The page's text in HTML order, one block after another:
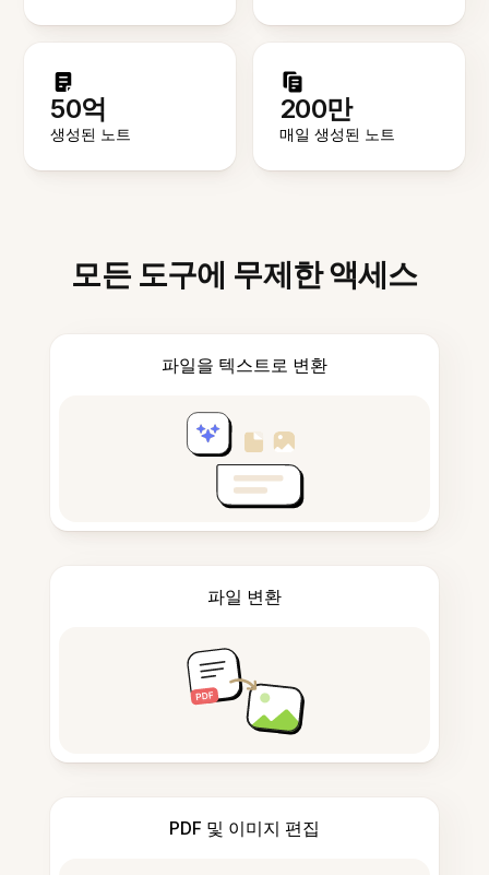
50억
생성된 노트
200만
매일 생성된 노트
모든 도구에 무제한 액세스
파일을 텍스트로 변환
파일 변환
PDF 및 이미지 편집